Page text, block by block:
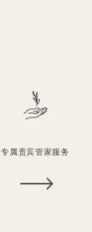
专属贵宾管家服务